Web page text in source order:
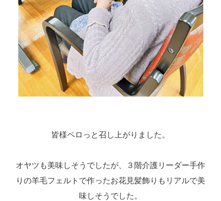
皆様ペロっと召し上がりました。
オヤツも美味しそうでしたが、３階介護リーダー手作
りの羊毛フェルトで作ったお花見髪飾りもリアルで美
味しそうでした。